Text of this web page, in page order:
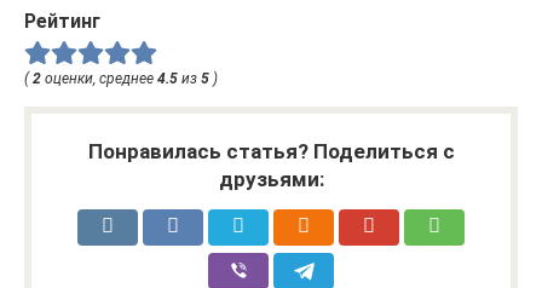
Рейтинг
(2 оценки, среднее 4.5 из 5 )
Понравилась статья? Поделиться с
друзьями: